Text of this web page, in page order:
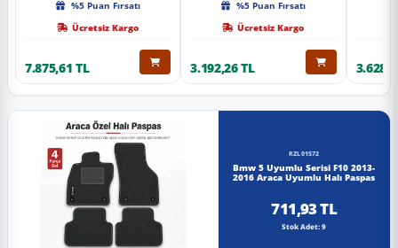
%5 Puan Fırsatı
Ücretsiz Kargo
7.875,61 TL
%5 Puan Fırsatı
Ücretsiz Kargo
3.192,26 TL
RZL01572
Bmw 5 Uyumlu Serisi F10 2013-
2016 Araca Uyumlu Halı Paspas
711,93 TL
Stok Adet: 9